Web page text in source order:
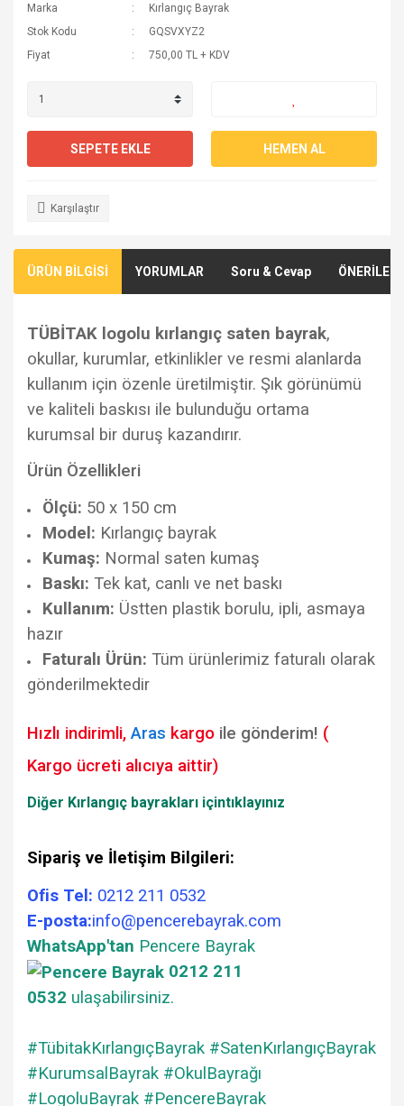
Marka
Kırlangıç Bayrak
Stok Kodu
GQSVXYZ2
Fiyat
750,00 TL + KDV
SEPETE EKLE HEMEN AL
Karşılaştır
ÜRÜN BİLGİSİ YORUMLAR Soru & Cevap
TÜBİTAK logolu kırlangıç saten bayrak,
okullar, kurumlar, etkinlikler ve resmi alanlarda
kullanım için özenle üretilmiştir. Şık görünümü
ve kaliteli baskısı ile bulunduğu ortama
kurumsal bir duruş kazandırır.
Ürün Özellikleri
Ölçü: 50 x 150 cm
Model: Kırlangıç bayrak
Kumaş: Normal saten kumaş
Baskı: Tek kat, canlı ve net baskı
Kullanım: Üstten plastik borulu, ipli, asmaya
hazır
Faturalı Ürün: Tüm ürünlerimiz faturalı olarak
gönderilmektedir
Hızlı indirimli, Aras kargo ile gönderim! (
Kargo ücreti alıcıya aittir)
Diğer Kırlangıç bayrakları içintıklayınız
Sipariş ve İletişim Bilgileri:
Ofis Tel: 0212 211 0532
E-posta:info@pencerebayrak.com
WhatsApp'tan Pencere Bayrak
0212 211
0532 ulaşabilirsiniz.
#TübitakKırlangıçBayrak #SatenKırlangıçBayrak
#KurumsalBayrak #OkulBayrağı
#LogoluBayrak #PencereBayrak